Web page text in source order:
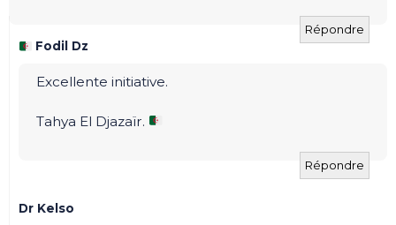
Répondre
Fodil Dz
Excellente initiative.
Tahya El Djazaïr.
Répondre
Dr Kelso